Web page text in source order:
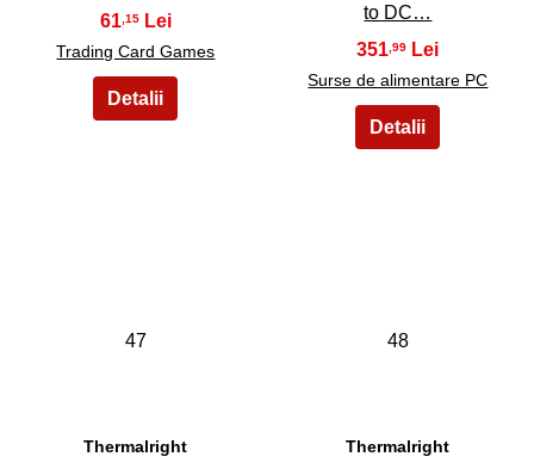
61 ,15
Trading Card Games
to DC…
351 ,99
Surse de alimentare PC
47
Thermalright
48
Thermalright